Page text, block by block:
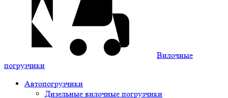
Вилочные
погрузчики
Автопогрузчики
Дизельные вилочные погрузчики